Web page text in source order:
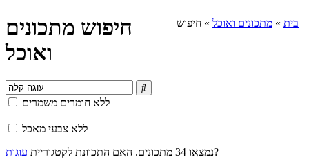
בית » מתכונים ואוכל » חיפוש
חיפוש מתכונים
ואוכל

ללא חומרים משמרים
ללא צבעי מאכל
נמצאו 34 מתכונים. האם התכוונת לקטגוריית
עוגות
?